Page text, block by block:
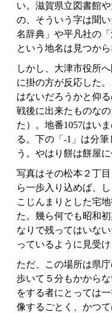
い。滋賀県立図書館
の、そういう字は聞
名辞典」や平凡社の
という地名は見つから
しかし、大津市役所
に掛の方が反応した
はないだろうかと仰
戦後に出来たものな
た）。地番1057はい
る。下の「-1」は分
う。やはり餅は餅屋
写真はその松本２丁
ら一歩入り込めば、
こじんまりとした宅
た。幾ら何でも昭和
なりで残ってはいな
っているように見受け
ただ、この場所は県
歩いて５分もかから
をする者にとっては
像するごとく、かつ